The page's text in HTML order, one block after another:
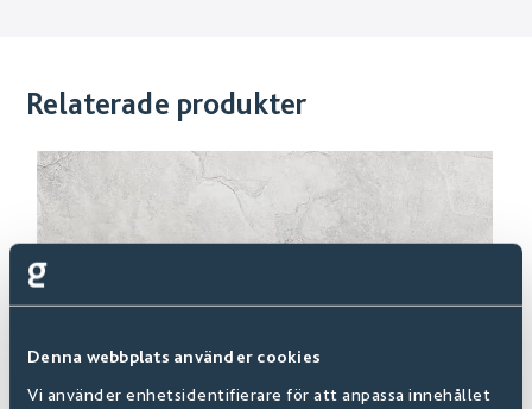
Denna webbplats använder cookies
Vi använder enhetsidentifierare för att anpassa innehållet
Relaterade produkter